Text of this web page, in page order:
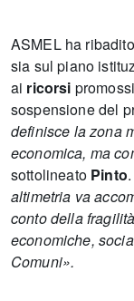
ASMEL ha
sia sul piano
ai ricorsi
sospensione del
definisce la zona
economica, ma
sottolineato Pinto.
altimetria va
conto della
economiche,
Comuni».